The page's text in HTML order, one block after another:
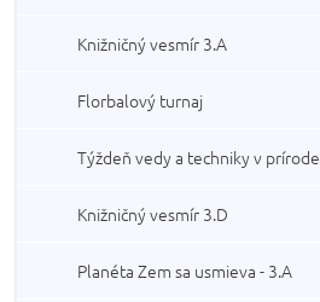
Knižničný vesmír 3.A
Florbalový turnaj
Týždeň vedy a techniky v prírode
Knižničný vesmír 3.D
Planéta Zem sa usmieva - 3.A